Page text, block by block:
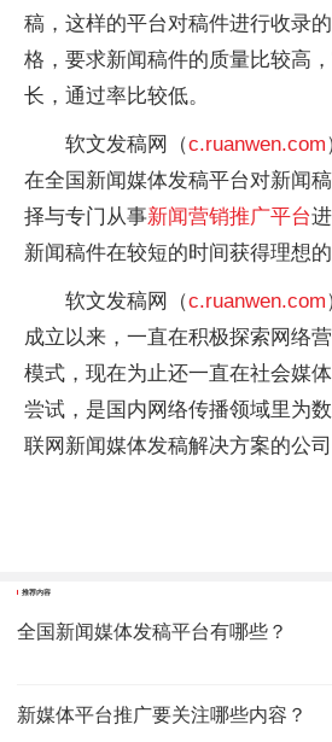
稿，这样的平台对稿件进行收录
格，要求新闻稿件的质量比较高
长，通过率比较低。
软文发稿网（c.ruanwen.com
在全国新闻媒体发稿平台对新闻
择与专门从事新闻营销推广平台
新闻稿件在较短的时间获得理想的
软文发稿网（c.ruanwen.com
成立以来，一直在积极探索网络
模式，现在为止还一直在社会媒
尝试，是国内网络传播领域里为
联网新闻媒体发稿解决方案的公司
推荐内容
全国新闻媒体发稿平台有哪些？
新媒体平台推广要关注哪些内容？